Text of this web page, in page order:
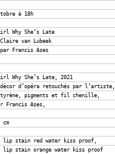
à 18h
Why She’s Late
van Lubeek
Francis Ases
Why She’s Late, 2021
d’opéra retouchés par l’artiste,
pigments et fil chenille,
Francis Ases,
cm
lip stain red water kiss proof,
lip stain orange water kiss proof